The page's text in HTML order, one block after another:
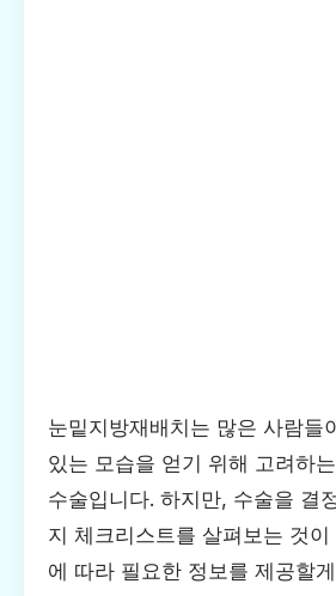
눈밑지방재배치는 많은 사람들
있는 모습을 얻기 위해 고려하
수술입니다. 하지만, 수술을 결
지 체크리스트를 살펴보는 것이
에 따라 필요한 정보를 제공할